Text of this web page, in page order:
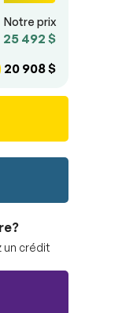
Notre prix
25 492 $
20 908 $
un crédit